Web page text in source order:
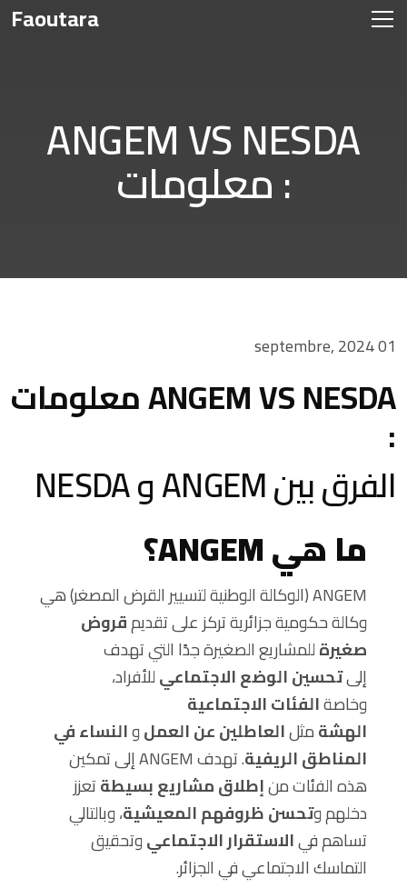
Faoutara
ANGEM VS NESDA
معلومات :
01 septembre, 2024
ANGEM VS NESDA معلومات
:
الفرق بين ANGEM و NESDA
ما هي ANGEM؟
ANGEM (الوكالة الوطنية لتسيير القرض المصغر) هي
وكالة حكومية جزائرية تركز على تقديمقروض
صغيرةللمشاريع الصغيرة جدًا التي تهدف
إلىتحسين الوضع الاجتماعيللأفراد،
وخاصةالفئات الاجتماعية
الهشةمثلالعاطلين عن العملوالنساء في
المناطق الريفية
. تهدف ANGEM إلى تمكين
هذه الفئات منإطلاق مشاريع بسيطةتعزز
دخلهم وتحسن ظروفهم المعيشية، وبالتالي
تساهم فيالاستقرار الاجتماعيوتحقيق
التماسك الاجتماعي في الجزائر.